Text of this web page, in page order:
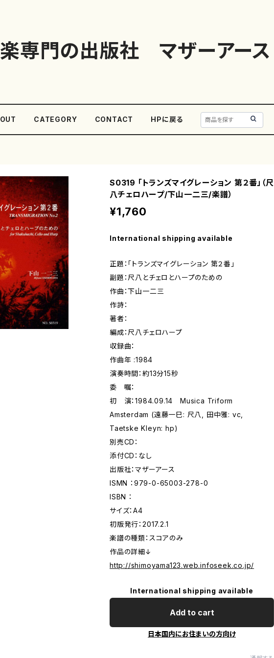
専門の出版社 マザーアース
CATEGORY CONTACT HPに戻る
S0319 「トランズマイグレーション 第２番」（尺
八チェロハープ/下山一二三/楽譜）
¥1,760
International shipping available
正題：「トランズマイグレーション 第２番」
副題：尺八とチェロとハープのための
作曲：下山一二三
作詩：
著者：
編成：尺八チェロハープ
収録曲：
作曲年 :1984
演奏時間：約13分15秒
委 嘱：
初 演：1984.09.14 Musica Triform
Amsterdam (遠藤一巳: 尺八, 田中雅: vc,
Taetske Kleyn: hp)
別売CD：
添付CD：なし
出版社：マザーアース
ISMN ：979-0-65003-278-0
ISBN ：
サイズ：A4
初版発行：2017.2.1
楽譜の種類：スコアのみ
作品の詳細↓
http://shimoyama123.web.infoseek.co.jp/
International shipping available
Add to cart
日本国内にお住まいの方向け